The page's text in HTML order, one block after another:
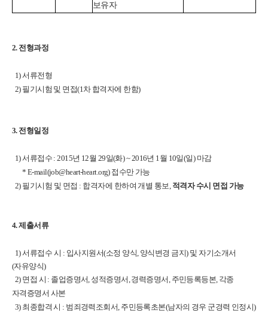
보유자
2. 전형과정
1) 서류전형
2) 필기시험 및 면접(1차 합격자에 한함)
3. 전형일정
1) 서류접수 : 2015년 12월 29일(화) ~ 2016년 1월 10일(일) 마감
* E-mail(job@heart-heart.org) 접수만 가능
2) 필기시험 및 면접 : 합격자에 한하여 개별 통보, 적격자 수시 면접 가능
4. 제출서류
1) 서류접수 시 : 입사지원서(소정 양식, 양식변경 금지) 및 자기소개서
(자유양식)
2) 면접 시 : 졸업증명서, 성적증명서, 경력증명서, 주민등록등본, 각종
자격증명서 사본
3) 최종합격 시 : 범죄경력조회서, 주민등록초본(남자의 경우 군경력 인정시)